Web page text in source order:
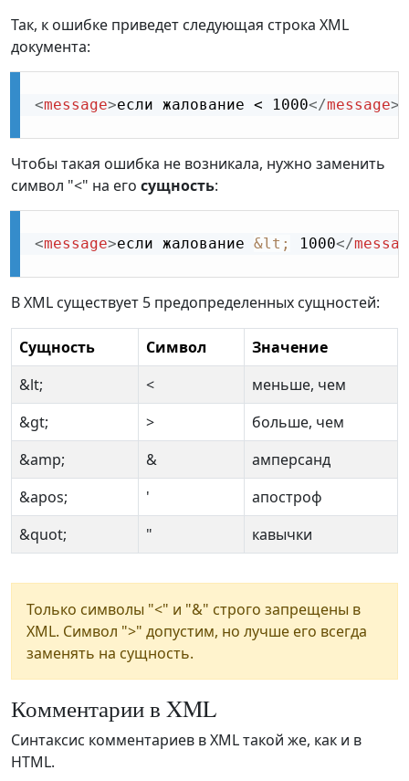
Так, к ошибке приведет следующая строка XML
документа:
<message>если жалование < 1000</message>
Чтобы такая ошибка не возникала, нужно заменить
символ "<" на его сущность:
<message>если жалование &lt; 1000</
В XML существует 5 предопределенных сущностей:
Сущность Символ
Значение
&lt;
<
меньше, чем
&gt;
>
больше, чем
&amp;
&
амперсанд
&apos;
'
апостроф
&quot;
" кавычки
Только символы "<" и "&" строго запрещены в
XML. Символ ">" допустим, но лучше его всегда
заменять на сущность.
Комментарии в XML
Синтаксис комментариев в XML такой же, как и в
HTML.